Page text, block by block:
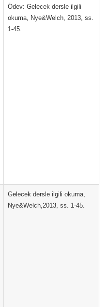
Ödev: Gelecek dersle ilgili
okuma, Nye&Welch, 2013, ss.
1-45.
Gelecek dersle ilgili okuma,
Nye&Welch,2013, ss. 1-45.